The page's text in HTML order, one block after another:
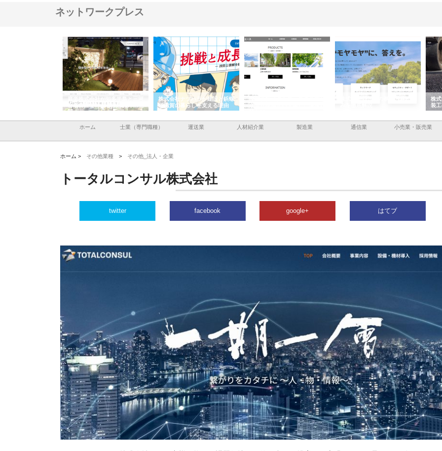
ネットワークプレス
と名古屋で叶える理想の外構空
間
株式会社ナツハラが建設と鋲螺
で滋賀の暮らしを支える理由
イトが提供する充実した情報内
株式会社ＣＳＡの事業内容と強
株
装
ホーム 士業（専門職種） 運送業 人材紹介業 製造業 通信業 小売業・販売業
ホーム > その他業種 > その他_法人・企業
トータルコンサル株式会社
twitter facebook google+ はてブ